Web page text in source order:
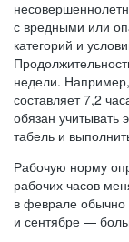
с вредными или
категорий и
недели.
составляет 7,2
обязан учитывать
табель и
Рабочую норму
рабочих часов
в феврале
и сентябре —